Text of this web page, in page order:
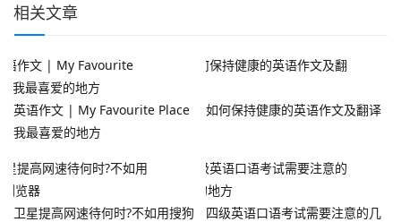
相关文章
英语作文 | My Favourite Place
我最喜爱的地方
如何保持健康的英语作文及翻译
卫星提高网速待何时?不如用搜狗
四级英语口语考试需要注意的几